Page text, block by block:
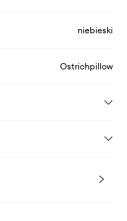
niebieski
Ostrichpillow